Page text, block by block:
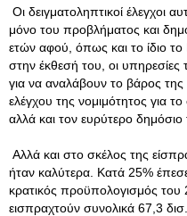
Οι δειγματοληπτικοί έλεγχοι
μόνο του προβλήματος και
ετών αφού, όπως και το ίδιο το
στην έκθεσή του, οι υπηρεσίες
για να αναλάβουν το βάρος
ελέγχου της νομιμότητος για
αλλά και τον ευρύτερο δημόσιο
Αλλά και στο σκέλος της
ήταν καλύτερα. Κατά 25%
κρατικός προϋπολογισμός του
εισπραχτούν συνολικά 67,3